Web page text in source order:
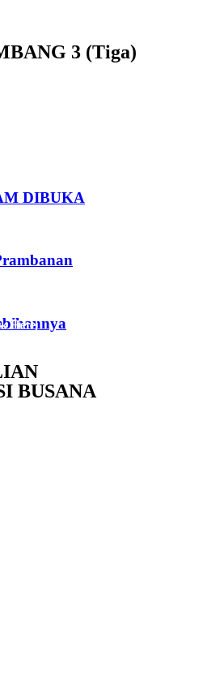
Heading
Here
Heading
Here
Heading
Here
3 (Tiga)
DIBUKA
BUSANA